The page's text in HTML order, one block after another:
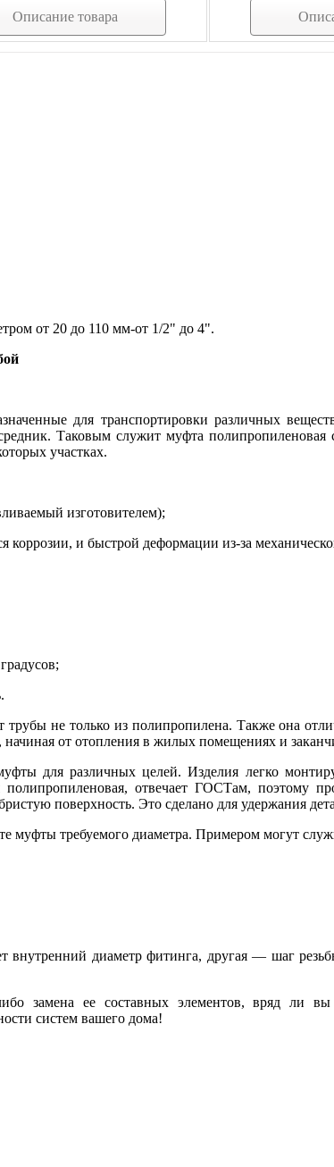
Описание товара
от 20 до 110 мм-от 1/2" до 4".
для транспортировки различных
Таковым служит муфта
участках.
изготовителем);
и быстрой деформации из-за
не только из полипропилена. Также она
от отопления в жилых помещениях и
для различных целей. Изделия легко
полипропиленовая, отвечает ГОСТам, поэтому
поверхность. Это сделано для удержания
муфты требуемого диаметра. Примером могут
внутренний диаметр фитинга, другая — шаг
замена ее составных элементов, вряд ли
систем вашего дома!